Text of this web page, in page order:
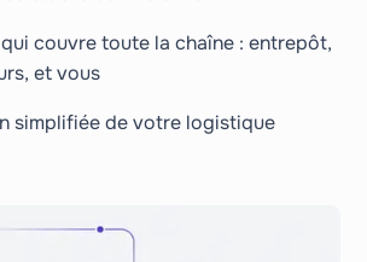
couvre toute la chaîne : entrepôt,
et vous
simplifiée de votre logistique